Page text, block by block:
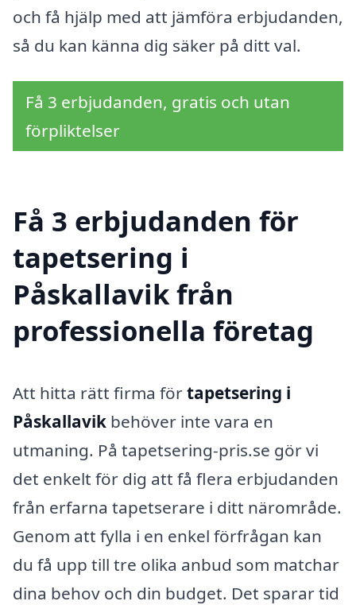
och få hjälp med att jämföra erbjudanden,
så du kan känna dig säker på ditt val.
Få 3 erbjudanden, gratis och utan
förpliktelser
Få 3 erbjudanden för
tapetsering i
Påskallavik från
professionella företag
Att hitta rätt firma förtapetsering i
Påskallavik behöver inte vara en
utmaning. På tapetsering-pris.se gör vi
det enkelt för dig att få flera erbjudanden
från erfarna tapetserare i ditt närområde.
Genom att fylla i en enkel förfrågan kan
du få upp till tre olika anbud som matchar
dina behov och din budget. Det sparar tid